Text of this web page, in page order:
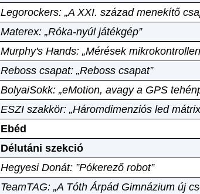
Legorockers: „A XXI. század menekítő
Materex: „Róka-nyúl játékgép”
Murphy's Hands: „Mérések
Reboss csapat: „Reboss csapat”
BolyaiSokk: „eMotion, avagy a GPS
ESZI szakkör: „Háromdimenziós led
Ebéd
Délutáni szekció
Hegyesi Donát: ”Pókerező robot”
TeamTAG: „A Tóth Árpád Gimnázium új